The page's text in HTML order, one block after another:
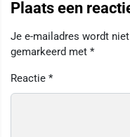
Plaats een
Je e-mailadres wordt
gemarkeerd met *
Reactie *